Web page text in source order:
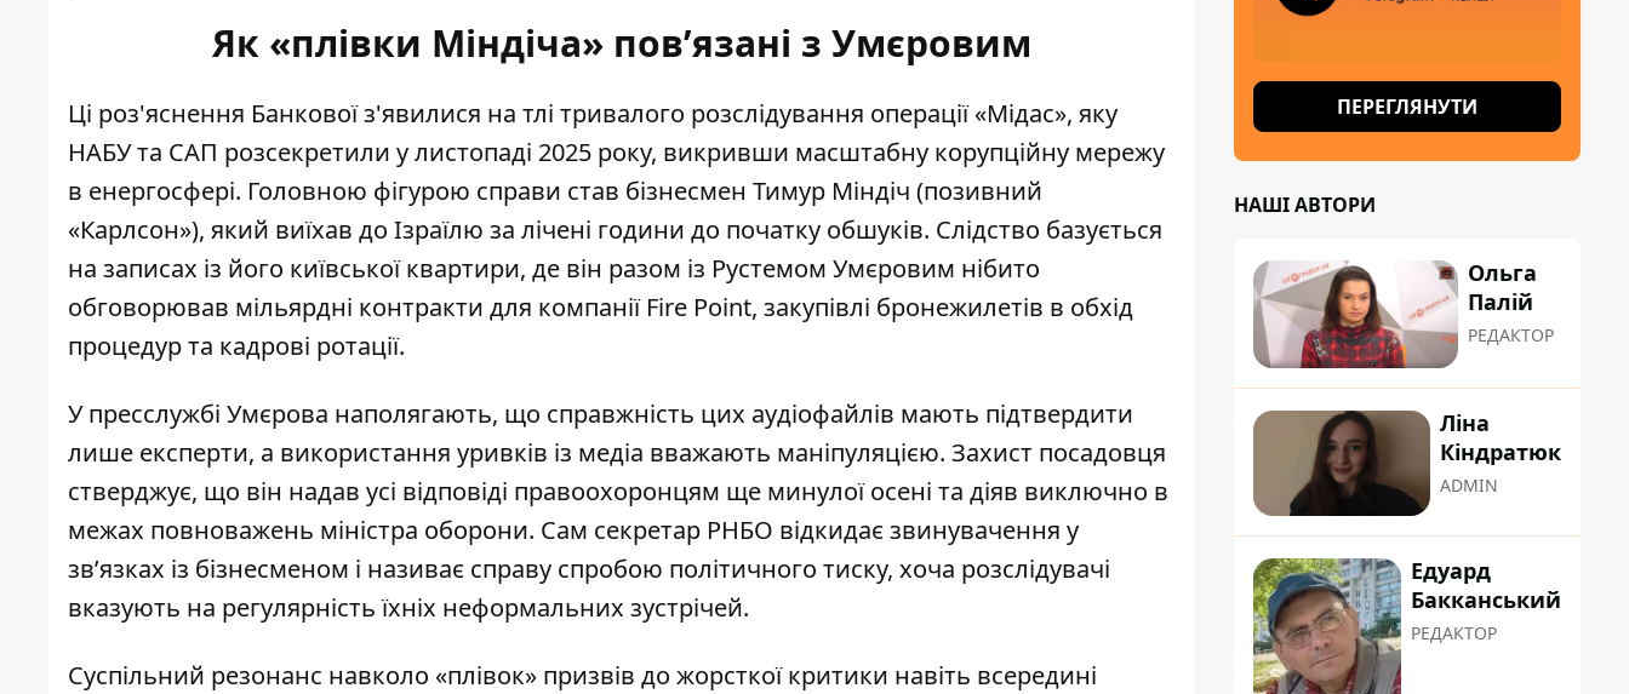
Як «плівки Міндіча» пов’язані з Умєровим
Ці роз'яснення Банкової з'явилися на тлі тривалого розслідування операції «Мідас», яку
НАБУ та САП розсекретили у листопаді 2025 року, викривши масштабну корупційну мережу
в енергосфері. Головною фігурою справи став бізнесмен Тимур Міндіч (позивний
«Карлсон»), який виїхав до Ізраїлю за лічені години до початку обшуків. Слідство базується
на записах із його київської квартири, де він разом із Рустемом Умєровим нібито
обговорював мільярдні контракти для компанії Fire Point, закупівлі бронежилетів в обхід
процедур та кадрові ротації.
У пресслужбі Умєрова наполягають, що справжність цих аудіофайлів мають підтвердити
лише експерти, а використання уривків із медіа вважають маніпуляцією. Захист посадовця
стверджує, що він надав усі відповіді правоохоронцям ще минулої осені та діяв виключно в
межах повноважень міністра оборони. Сам секретар РНБО відкидає звинувачення у
зв’язках із бізнесменом і називає справу спробою політичного тиску, хоча розслідувачі
вказують на регулярність їхніх неформальних зустрічей.
Суспільний резонанс навколо «плівок» призвів до жорсткої критики навіть всередині
ПЕРЕГЛЯНУТИ
НАШІ АВТОРИ
Ольга
Палій
РЕДАКТОР
Ліна
Кіндратюк
ADMIN
Едуард
Бакканський
РЕДАКТОР